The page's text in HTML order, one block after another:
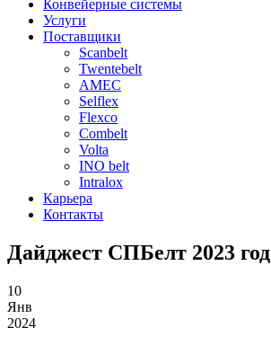
Конвейерные системы
Услуги
Поставщики
Scanbelt
Twentebelt
АMEC
Selflex
Flexco
Combelt
Volta
INO belt
Intralox
Карьера
Контакты
Дайджест СПБелт 2023 год
10
Янв
2024